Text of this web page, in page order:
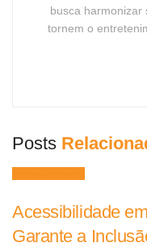
busca harmonizar
tornem o
Posts
Acessibilidade
Garante a